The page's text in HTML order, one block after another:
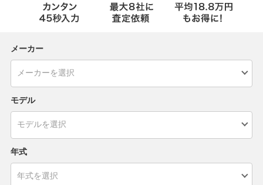
メーカー
モデル
年式